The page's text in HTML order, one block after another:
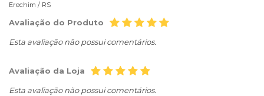
Erechim / RS
Avaliação do Produto
Esta avaliação não possui comentários.
Avaliação da Loja
Esta avaliação não possui comentários.